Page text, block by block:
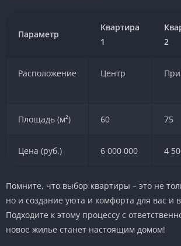
Параметр
Квартира
1
2
Расположение Центр
Площадь (м²) 60 75
Цена (руб.) 6 000 000 4
Помните, что выбор квартиры – это не
но и создание уюта и комфорта для вас и
Подходите к этому процессу с
новое жилье станет настоящим домом!